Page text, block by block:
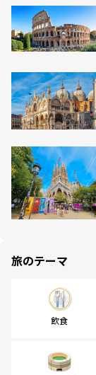
旅のテーマ
飲食